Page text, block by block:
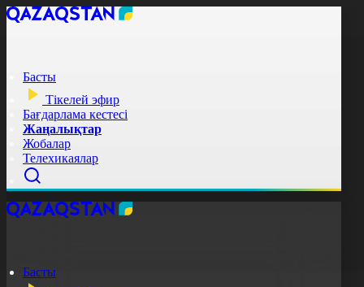
Басты
Тікелей эфир
Бағдарлама кестесі
Жаңалықтар
Жобалар
Телехикаялар
Басты